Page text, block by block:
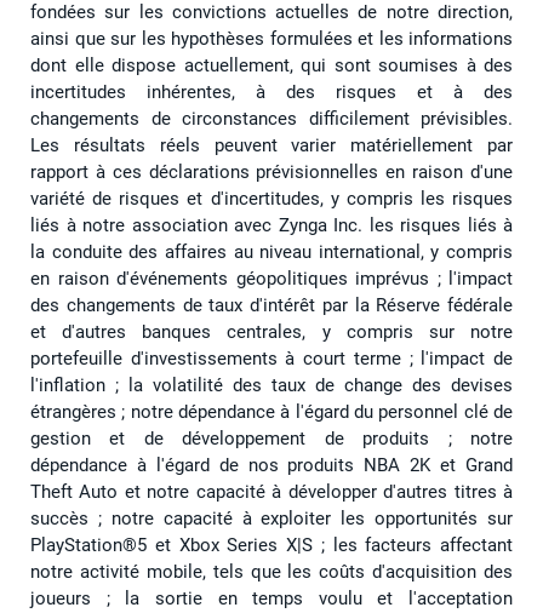
fondées sur les convictions actuelles de notre direction,
ainsi que sur les hypothèses formulées et les informations
dont elle dispose actuellement, qui sont soumises à des
incertitudes inhérentes, à des risques et à des
changements de circonstances difficilement prévisibles.
Les résultats réels peuvent varier matériellement par
rapport à ces déclarations prévisionnelles en raison d'une
variété de risques et d'incertitudes, y compris les risques
liés à notre association avec Zynga Inc. les risques liés à
la conduite des affaires au niveau international, y compris
en raison d'événements géopolitiques imprévus ; l'impact
des changements de taux d'intérêt par la Réserve fédérale
et d'autres banques centrales, y compris sur notre
portefeuille d'investissements à court terme ; l'impact de
l'inflation ; la volatilité des taux de change des devises
étrangères ; notre dépendance à l'égard du personnel clé de
gestion et de développement de produits ; notre
dépendance à l'égard de nos produits NBA 2K et Grand
Theft Auto et notre capacité à développer d'autres titres à
succès ; notre capacité à exploiter les opportunités sur
PlayStation®5 et Xbox Series X|S ; les facteurs affectant
notre activité mobile, tels que les coûts d'acquisition des
joueurs ; la sortie en temps voulu et l'acceptation